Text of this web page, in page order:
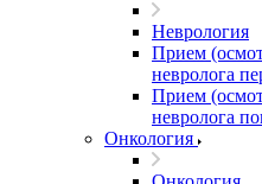
Неврология
Прием
невролога
Прием
невролога
Онкология